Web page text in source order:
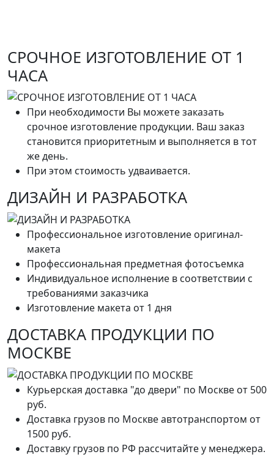
СРОЧНОЕ ИЗГОТОВЛЕНИЕ ОТ 1
ЧАСА
При необходимости Вы можете заказать
срочное изготовление продукции. Ваш заказ
становится приоритетным и выполняется в тот
же день.
При этом стоимость удваивается.
ДИЗАЙН И РАЗРАБОТКА
Профессиональное изготовление оригинал-
макета
Профессиональная предметная фотосъемка
Индивидуальное исполнение в соответствии с
требованиями заказчика
Изготовление макета от 1 дня
ДОСТАВКА ПРОДУКЦИИ ПО
МОСКВЕ
Курьерская доставка "до двери" по Москве от 500
руб.
Доставка грузов по Москве автотранспортом от
1500 руб.
Доставку грузов по РФ рассчитайте у менеджера.